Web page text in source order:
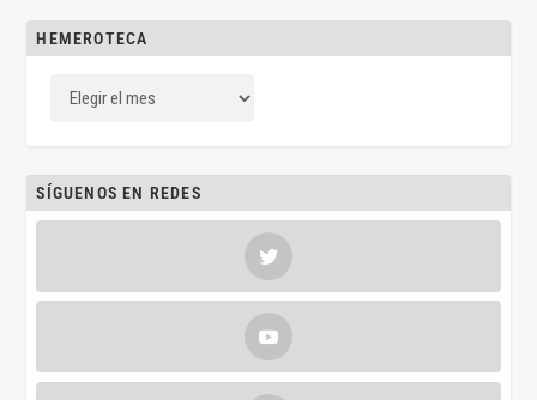
HEMEROTECA
SÍGUENOS EN REDES